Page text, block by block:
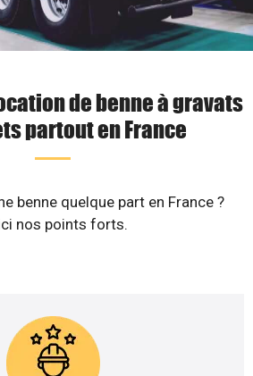
de benne à gravats
partout en France
benne quelque part en France ?
nos points forts.